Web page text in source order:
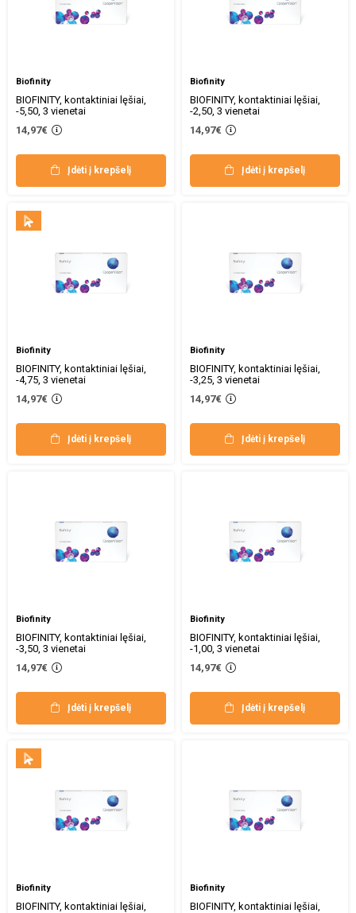
Biofinity
BIOFINITY, kontaktiniai lęšiai,
-5,50, 3 vienetai
14,97€
Įdėti į krepšelį
Biofinity
BIOFINITY, kontaktiniai lęšiai,
-2,50, 3 vienetai
14,97€
Įdėti į krepšelį
Biofinity
BIOFINITY, kontaktiniai lęšiai,
-4,75, 3 vienetai
14,97€
Įdėti į krepšelį
Biofinity
BIOFINITY, kontaktiniai lęšiai,
-3,25, 3 vienetai
14,97€
Įdėti į krepšelį
Biofinity
BIOFINITY, kontaktiniai lęšiai,
-3,50, 3 vienetai
14,97€
Įdėti į krepšelį
Biofinity
BIOFINITY, kontaktiniai lęšiai,
-1,00, 3 vienetai
14,97€
Įdėti į krepšelį
Biofinity
BIOFINITY, kontaktiniai lęšiai,
Biofinity
BIOFINITY, kontaktiniai lęšiai,